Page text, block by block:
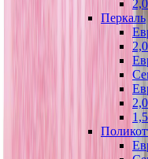
Перкаль